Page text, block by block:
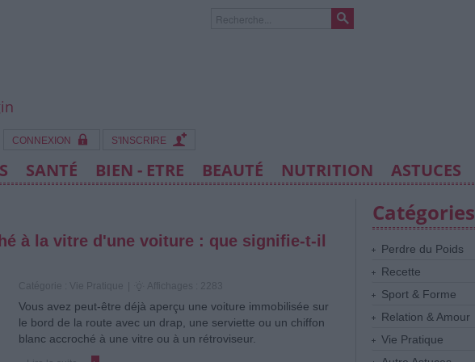
CONNEXION S'INSCRIRE
SANTÉ BIEN - ETRE BEAUTÉ NUTRITION ASTUCES
à la vitre d'une voiture : que signifie-t-il
Vous avez peut-être déjà aperçu une voiture immobilisée sur
le bord de la route avec un drap, une serviette ou un chiffon
blanc accroché à une vitre ou à un rétroviseur.
Catégories
Perdre du Poids
Recette
Sport & Forme
Relation & Amour
Vie Pratique